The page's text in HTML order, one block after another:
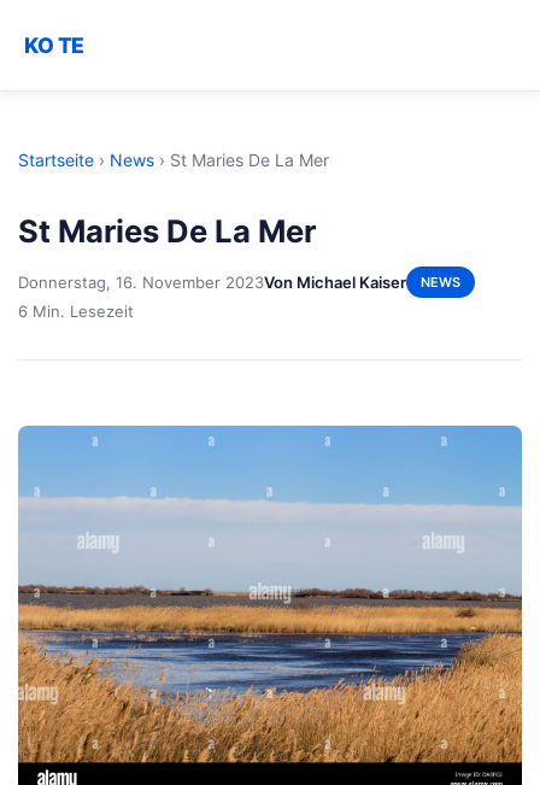
KO TE
Startseite › News › St Maries De La Mer
St Maries De La Mer
Donnerstag, 16. November 2023Von Michael Kaiser NEWS
6 Min. Lesezeit